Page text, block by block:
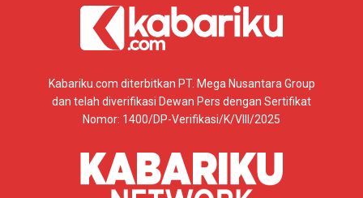
Kabariku.com diterbitkan PT. Mega Nusantara Group
dan telah diverifikasi Dewan Pers dengan Sertifikat
Nomor: 1400/DP-Verifikasi/K/VIII/2025